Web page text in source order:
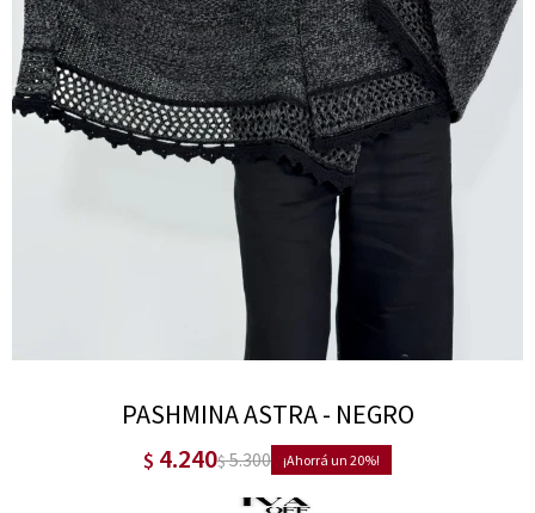
PASHMINA ASTRA - NEGRO
$ 4.240$5.300 20